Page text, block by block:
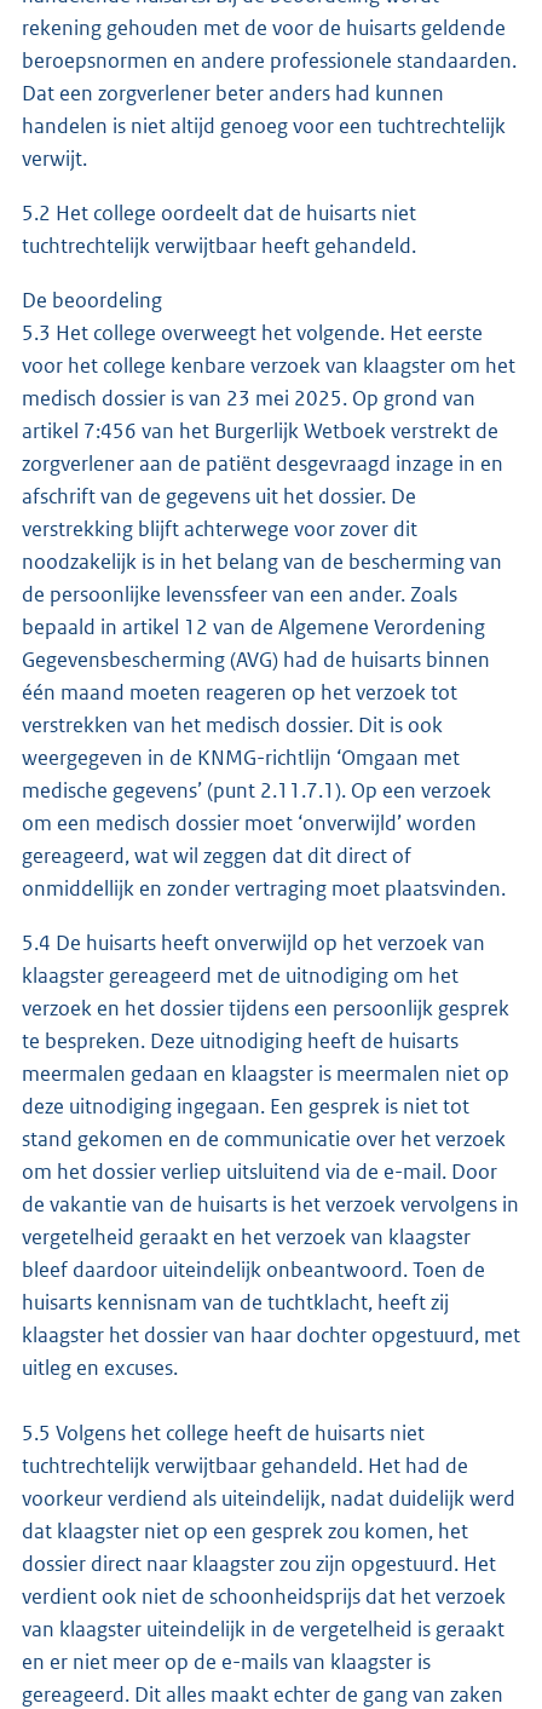
rekening gehouden met de voor de huisarts geldende
beroepsnormen en andere professionele standaarden.
Dat een zorgverlener beter anders had kunnen
handelen is niet altijd genoeg voor een tuchtrechtelijk
verwijt.
5.2 Het college oordeelt dat de huisarts niet
tuchtrechtelijk verwijtbaar heeft gehandeld.
De beoordeling
5.3 Het college overweegt het volgende. Het eerste
voor het college kenbare verzoek van klaagster om het
medisch dossier is van 23 mei 2025. Op grond van
artikel 7:456 van het Burgerlijk Wetboek verstrekt de
zorgverlener aan de patiënt desgevraagd inzage in en
afschrift van de gegevens uit het dossier. De
verstrekking blijft achterwege voor zover dit
noodzakelijk is in het belang van de bescherming van
de persoonlijke levenssfeer van een ander. Zoals
bepaald in artikel 12 van de Algemene Verordening
Gegevensbescherming (AVG) had de huisarts binnen
één maand moeten reageren op het verzoek tot
verstrekken van het medisch dossier. Dit is ook
weergegeven in de KNMG-richtlijn ‘Omgaan met
medische gegevens’ (punt 2.11.7.1). Op een verzoek
om een medisch dossier moet ‘onverwijld’ worden
gereageerd, wat wil zeggen dat dit direct of
onmiddellijk en zonder vertraging moet plaatsvinden.
5.4 De huisarts heeft onverwijld op het verzoek van
klaagster gereageerd met de uitnodiging om het
verzoek en het dossier tijdens een persoonlijk gesprek
te bespreken. Deze uitnodiging heeft de huisarts
meermalen gedaan en klaagster is meermalen niet op
deze uitnodiging ingegaan. Een gesprek is niet tot
stand gekomen en de communicatie over het verzoek
om het dossier verliep uitsluitend via de e-mail. Door
de vakantie van de huisarts is het verzoek vervolgens in
vergetelheid geraakt en het verzoek van klaagster
bleef daardoor uiteindelijk onbeantwoord. Toen de
huisarts kennisnam van de tuchtklacht, heeft zij
klaagster het dossier van haar dochter opgestuurd, met
uitleg en excuses.
5.5 Volgens het college heeft de huisarts niet
tuchtrechtelijk verwijtbaar gehandeld. Het had de
voorkeur verdiend als uiteindelijk, nadat duidelijk werd
dat klaagster niet op een gesprek zou komen, het
dossier direct naar klaagster zou zijn opgestuurd. Het
verdient ook niet de schoonheidsprijs dat het verzoek
van klaagster uiteindelijk in de vergetelheid is geraakt
en er niet meer op de e-mails van klaagster is
gereageerd. Dit alles maakt echter de gang van zaken